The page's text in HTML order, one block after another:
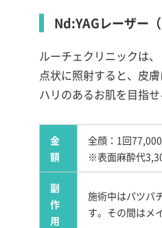
Nd:YAGレーザー
ルーチェクリニックは
点状に照射すると、皮
ハリのあるお肌を目指せ
金
額
全顔：1回
※表面麻酔代
副
作
用
施術中はパツパ
す。その間はメ